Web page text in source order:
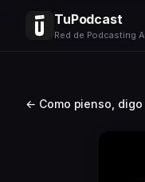
TuPodcast
Red de Podcasting
← Como pienso, digo